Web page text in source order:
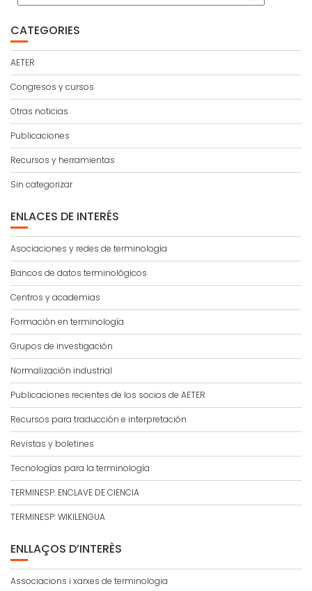
CATEGORIES
AETER
Congresos y cursos
Otras noticias
Publicaciones
Recursos y herramientas
Sin categorizar
ENLACES DE INTERÉS
Asociaciones y redes de terminología
Bancos de datos terminológicos
Centros y academias
Formación en terminología
Grupos de investigación
Normalización industrial
Publicaciones recientes de los socios de AETER
Recursos para traducción e interpretación
Revistas y boletines
Tecnologías para la terminología
TERMINESP: ENCLAVE DE CIENCIA
TERMINESP: WIKILENGUA
ENLLAÇOS D’INTERÈS
Associacions i xarxes de terminologia